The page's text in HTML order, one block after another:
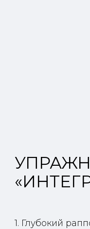
«
1. Глубокий